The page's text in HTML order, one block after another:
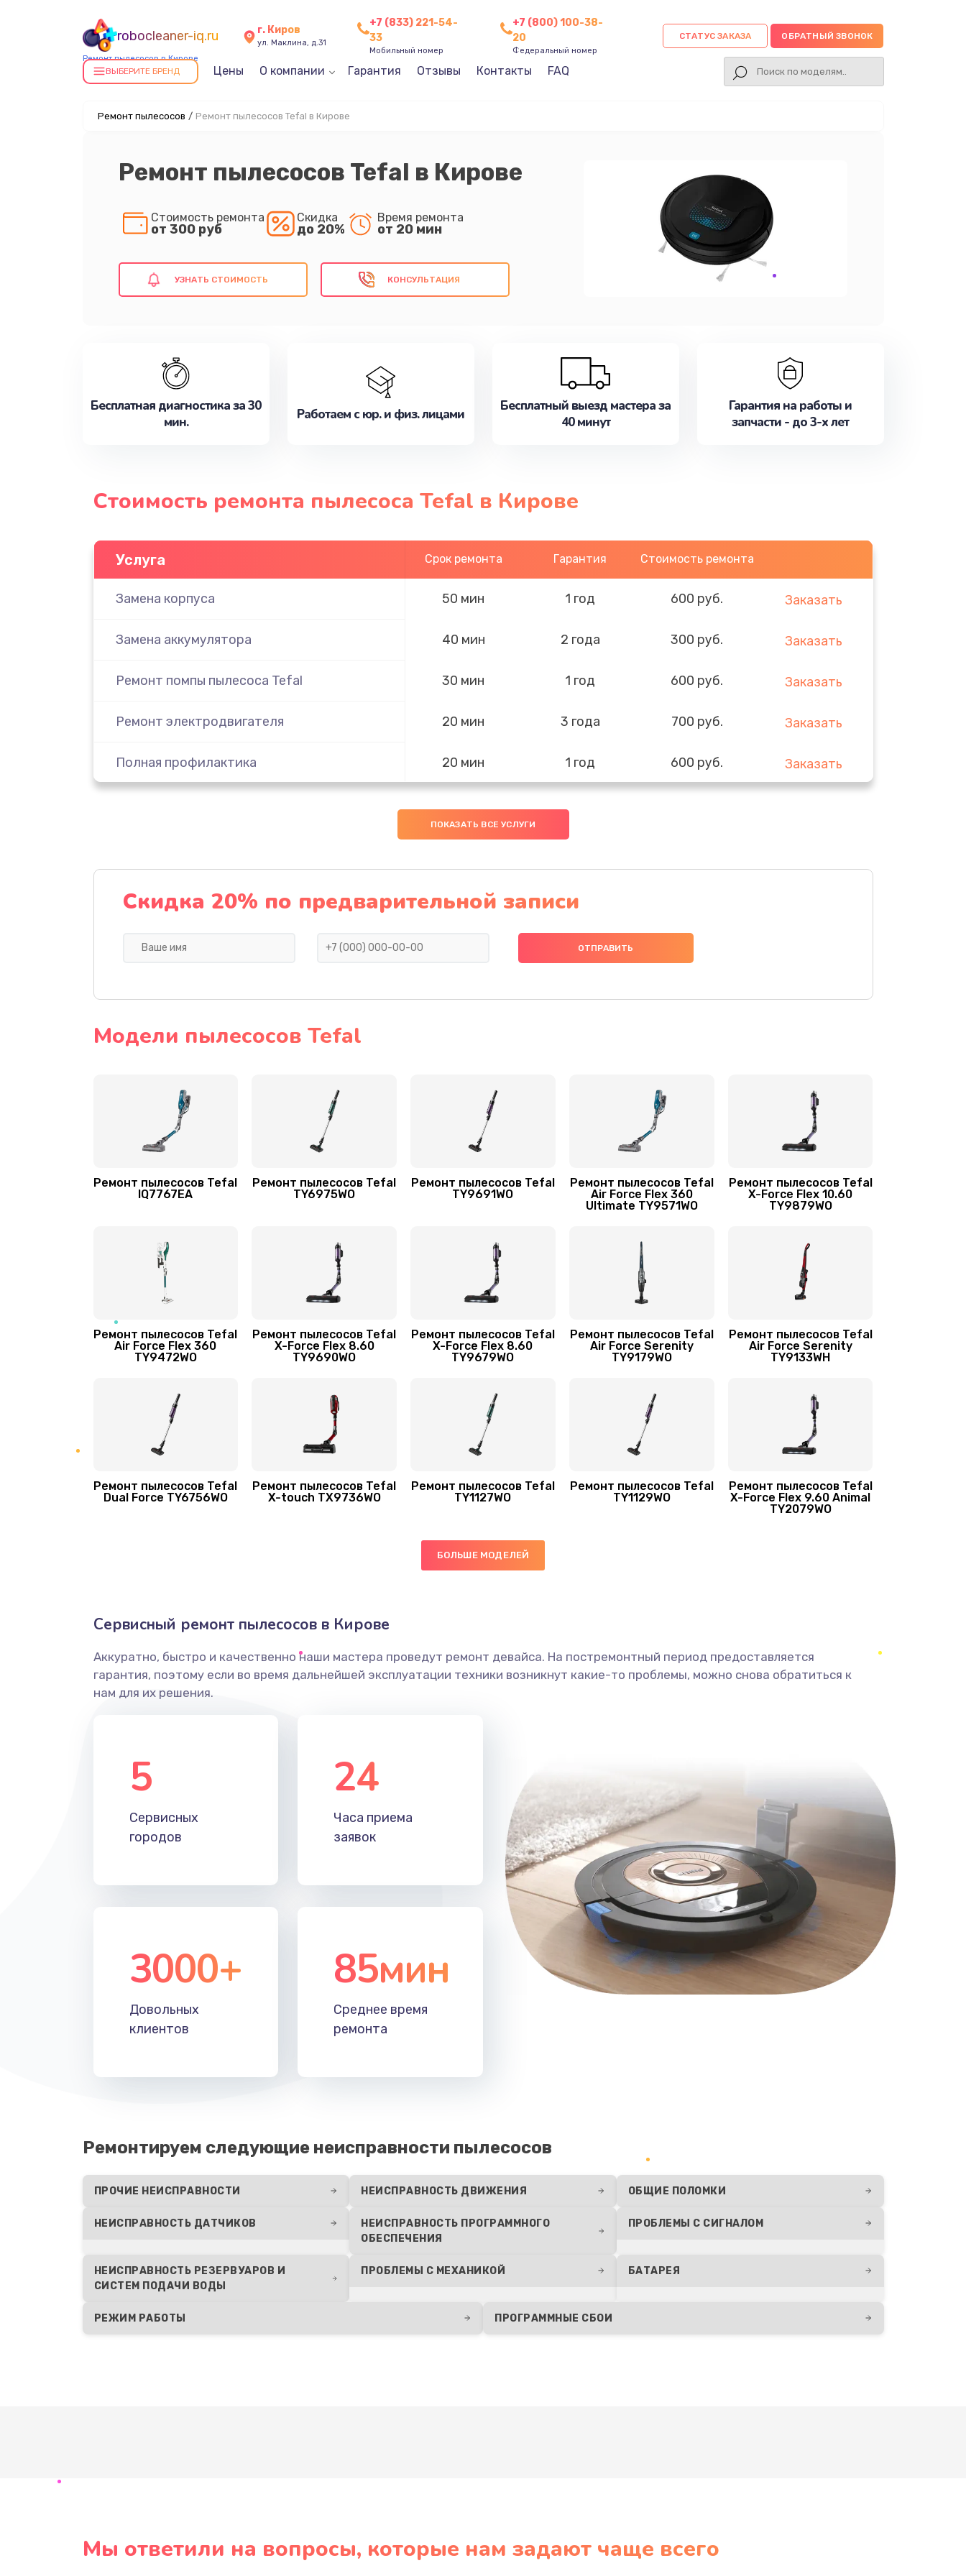
robocleaner-iq.ru
Ремонт пылесосов в Кирове
г. Киров
ул. Маклина, д.31
+7 (833) 221-54-
33
Мобильный номер
+7 (800) 100-38-
20
Федеральный номер
СТАТУС ЗАКАЗА ОБРАТНЫЙ ЗВОНОК
ВЫБЕРИТЕ БРЕНД Цены О компании Гарантия Отзывы Контакты FAQ
Ремонт пылесосов / Ремонт пылесосов Tefal в Кирове
Ремонт пылесосов Tefal в Кирове
Стоимость ремонта
от 300 руб
Скидка
до 20%
Время ремонта
от 20 мин
УЗНАТЬ СТОИМОСТЬ КОНСУЛЬТАЦИЯ
Бесплатная диагностика за 30
мин.
Работаем с юр. и физ. лицами
Бесплатный выезд мастера за
40 минут
Гарантия на работы и
запчасти - до 3-х лет
Стоимость ремонта пылесоса Tefal в Кирове
Услуга Срок ремонта Гарантия Стоимость ремонта
Замена корпуса 50 мин 1 год 600 руб. Заказать
Замена аккумулятора 40 мин 2 года 300 руб. Заказать
Ремонт помпы пылесоса Tefal 30 мин 1 год 600 руб. Заказать
Ремонт электродвигателя 20 мин 3 года 700 руб. Заказать
Полная профилактика 20 мин 1 год 600 руб. Заказать
Ремонт блока питания 20 мин 3 года
Прошивка пылесоса Tefal 2 года
ПОКАЗАТЬ ВСЕ УСЛУГИ
Скидка 20% по предварительной записи
Модели пылесосов Tefal
Ремонт пылесосов Tefal
IQ7767EA
Ремонт пылесосов Tefal
TY6975WO
Ремонт пылесосов Tefal
TY9691WO
Ремонт пылесосов Tefal
Air Force Flex 360
Ultimate TY9571WO
Ремонт пылесосов Tefal
X-Force Flex 10.60
TY9879WO
Ремонт пылесосов Tefal
Air Force Flex 360
TY9472WO
Ремонт пылесосов Tefal
X-Force Flex 8.60
TY9690WO
Ремонт пылесосов Tefal
X-Force Flex 8.60
TY9679WO
Ремонт пылесосов Tefal
Air Force Serenity
TY9179WO
Ремонт пылесосов Tefal
Air Force Serenity
TY9133WH
Ремонт пылесосов Tefal
Dual Force TY6756WO
Ремонт пылесосов Tefal
X-touch TX9736WO
Ремонт пылесосов Tefal
TY1127WO
Ремонт пылесосов Tefal
TY1129WO
Ремонт пылесосов Tefal
X-Force Flex 9.60 Animal
TY2079WO
БОЛЬШЕ МОДЕЛЕЙ
Сервисный ремонт пылесосов в Кирове
Аккуратно, быстро и качественно наши мастера проведут ремонт девайса. На постремонтный период предоставляется
гарантия, поэтому если во время дальнейшей эксплуатации техники возникнут какие-то проблемы, можно снова обратиться к
нам для их решения.
5
Сервисных
городов
24
Часа приема
заявок
3000+
Довольных
клиентов
85мин
Среднее время
ремонта
Ремонтируем следующие неисправности пылесосов
ПРОЧИЕ НЕИСПРАВНОСТИ НЕИСПРАВНОСТЬ ДВИЖЕНИЯ ОБЩИЕ ПОЛОМКИ
НЕИСПРАВНОСТЬ ДАТЧИКОВ
НЕИСПРАВНОСТЬ ПРОГРАММНОГО
ОБЕСПЕЧЕНИЯ
ПРОБЛЕМЫ С СИГНАЛОМ
НЕИСПРАВНОСТЬ РЕЗЕРВУАРОВ И
СИСТЕМ ПОДАЧИ ВОДЫ
ПРОБЛЕМЫ С МЕХАНИКОЙ БАТАРЕЯ
РЕЖИМ РАБОТЫ ПРОГРАММНЫЕ СБОИ
Мы ответили на вопросы, которые нам задают чаще всего